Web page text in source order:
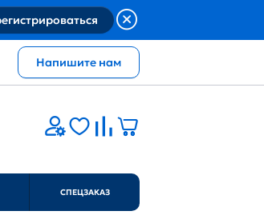
Напишите нам
СПЕЦЗАКАЗ